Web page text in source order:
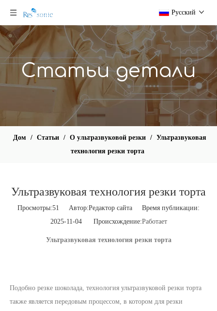
Pусский
Статьи детали
Дом / Статьи / О ультразвуковой резки / Ультразвуковая
технология резки торта
Ультразвуковая технология резки торта
Просмотры:51 Автор:Pедактор сайта Время публикации:
2025-11-04 Происхождение:Работает
Ультразвуковая технология резки торта
Подобно резке шоколада, технология ультразвуковой резки торта
также является передовым процессом, в котором для резки